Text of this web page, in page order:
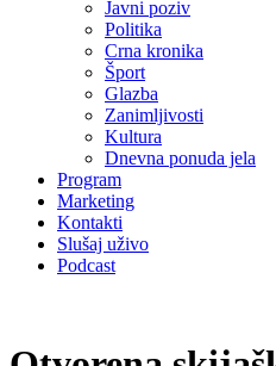
Javni poziv
Politika
Crna kronika
Šport
Glazba
Zanimljivosti
Kultura
Dnevna ponuda jela
Program
Marketing
Kontakti
Slušaj uživo
Podcast